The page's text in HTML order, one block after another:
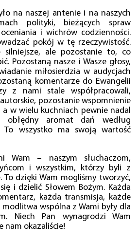
na naszej antenie i na naszych
polityki, bieżących spraw
i wichrów codzienności.
pokój w tę rzeczywistość.
silniejsze, ale pozostanie to, co
Pozostaną nasze i Wasze głosy,
miłosierdzia w audycjach
komentarze do Ewangelii
z nami stale współpracowali,
pozostanie wspomnienie
w wielu kuchniach pewnie nadal
obłędny aromat dań według
To wszystko ma swoją wartość
Wam – naszym słuchaczom,
i wszystkim, którzy byli z
dzięki Wam mogliśmy tworzyć,
i dzielić Słowem Bożym. Każda
każda transmisja, każde
wspólna z Wami były dla
Niech Pan wynagrodzi Wam
nam okazaliście!